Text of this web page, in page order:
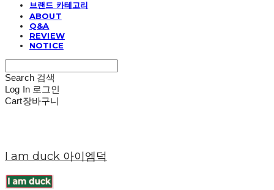
브랜드 카테고리
ABOUT
Q&A
REVIEW
NOTICE
Search 검색
Log In 로그인
Cart장바구니
I am duck 아이엠덕